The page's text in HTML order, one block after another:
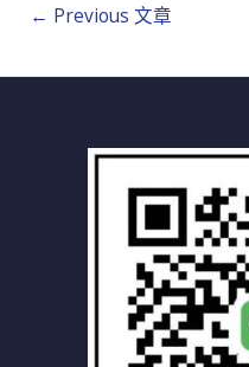
← Previous 文章